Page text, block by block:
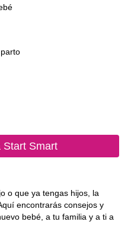
Start Smart
o que ya tengas hijos, la
encontrarás consejos y
bebé, a tu familia y a ti a